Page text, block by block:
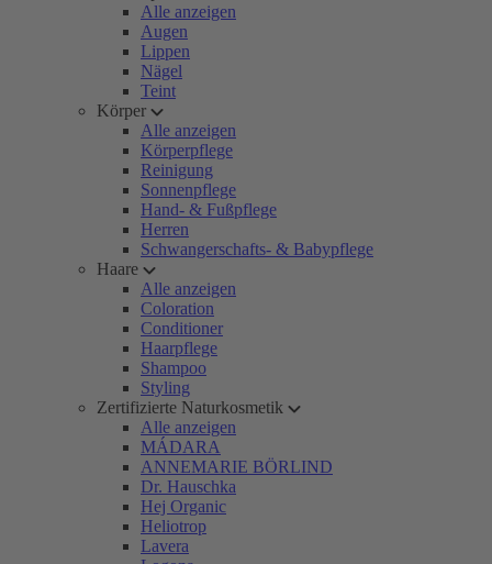
Alle anzeigen
Augen
Lippen
Nägel
Teint
Körper
Alle anzeigen
Körperpflege
Reinigung
Sonnenpflege
Hand- & Fußpflege
Herren
Schwangerschafts- & Babypflege
Haare
Alle anzeigen
Coloration
Conditioner
Haarpflege
Shampoo
Styling
Zertifizierte Naturkosmetik
Alle anzeigen
MÁDARA
ANNEMARIE BÖRLIND
Dr. Hauschka
Hej Organic
Heliotrop
Lavera